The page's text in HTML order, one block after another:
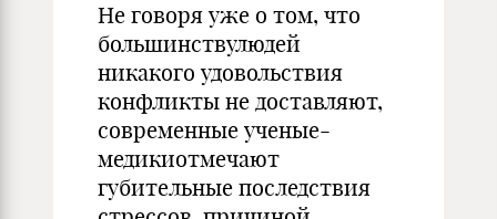
Не говоря уже о том, что
большинствулюдей
никакого удовольствия
конфликты не доставляют,
современные ученые-
медикиотмечают
губительные последствия